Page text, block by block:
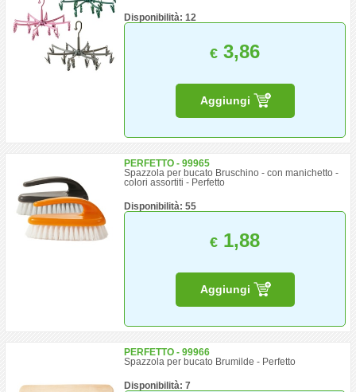
Disponibilità: 12
€ 3,86
Aggiungi
PERFETTO - 99965
Spazzola per bucato Bruschino - con manichetto -
colori assortiti - Perfetto
Disponibilità: 55
€ 1,88
Aggiungi
PERFETTO - 99966
Spazzola per bucato Brumilde - Perfetto
Disponibilità: 7